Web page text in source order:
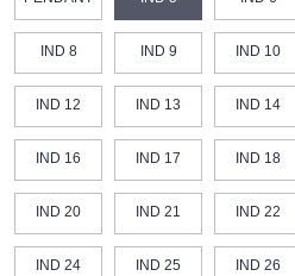
IND 8 IND 9 IND 10
IND 12 IND 13 IND 14
IND 16 IND 17 IND 18
IND 20 IND 21 IND 22
IND 24 IND 25 IND 26